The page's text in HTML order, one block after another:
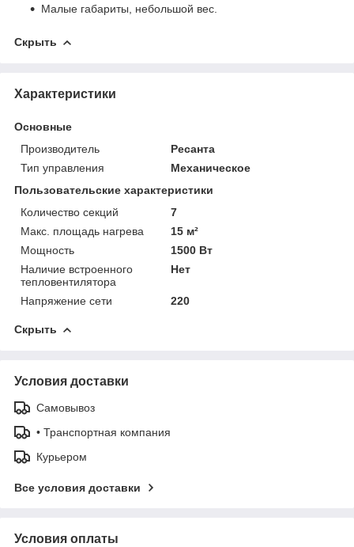
Малые габариты, небольшой вес.
Скрыть
Характеристики
Основные
Производитель
Ресанта
Тип управления
Механическое
Пользовательские характеристики
Количество секций
7
Макс. площадь нагрева
15 м²
Мощность
1500 Вт
Наличие встроенного
тепловентилятора
Нет
Напряжение сети 220
Скрыть
Условия доставки
Самовывоз
• Транспортная компания
Курьером
Все условия доставки
Условия оплаты